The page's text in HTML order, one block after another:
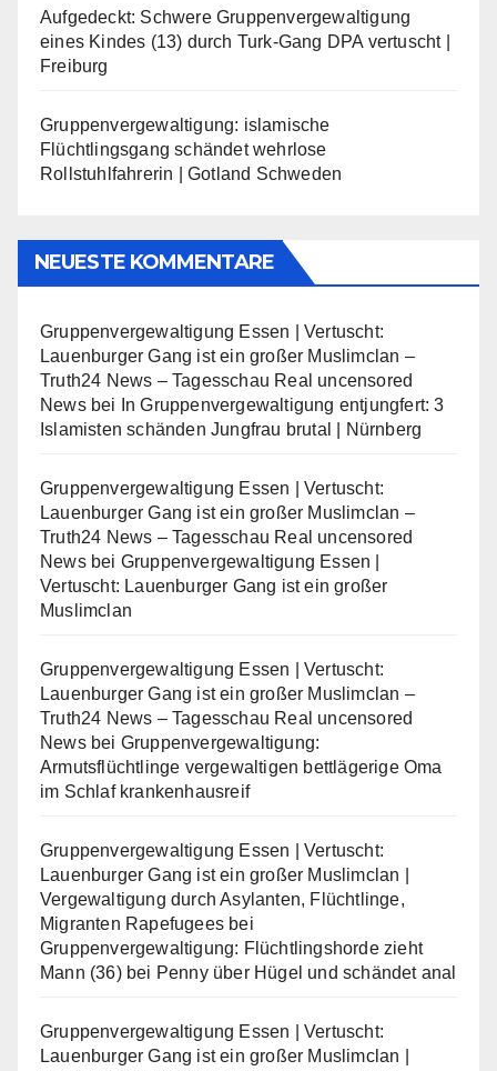
Aufgedeckt: Schwere Gruppenvergewaltigung
eines Kindes (13) durch Turk-Gang DPA vertuscht |
Freiburg
Gruppenvergewaltigung: islamische
Flüchtlingsgang schändet wehrlose
Rollstuhlfahrerin | Gotland Schweden
NEUESTE KOMMENTARE
Gruppenvergewaltigung Essen | Vertuscht:
Lauenburger Gang ist ein großer Muslimclan –
Truth24 News – Tagesschau Real uncensored
Newsbei
In Gruppenvergewaltigung entjungfert: 3
Islamisten schänden Jungfrau brutal | Nürnberg
Gruppenvergewaltigung Essen | Vertuscht:
Lauenburger Gang ist ein großer Muslimclan –
Truth24 News – Tagesschau Real uncensored
Newsbei Gruppenvergewaltigung Essen |
Vertuscht: Lauenburger Gang ist ein großer
Muslimclan
Gruppenvergewaltigung Essen | Vertuscht:
Lauenburger Gang ist ein großer Muslimclan –
Truth24 News – Tagesschau Real uncensored
Newsbei Gruppenvergewaltigung:
Armutsflüchtlinge vergewaltigen bettlägerige Oma
im Schlaf krankenhausreif
Gruppenvergewaltigung Essen | Vertuscht:
Lauenburger Gang ist ein großer Muslimclan |
Vergewaltigung durch Asylanten, Flüchtlinge,
Migranten Rapefugees bei
Gruppenvergewaltigung: Flüchtlingshorde zieht
Mann (36) bei Penny über Hügel und schändet anal
Gruppenvergewaltigung Essen | Vertuscht:
Lauenburger Gang ist ein großer Muslimclan |